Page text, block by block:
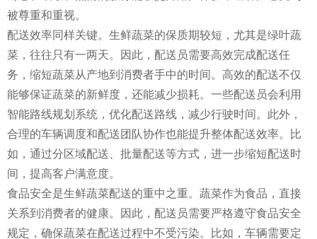
被尊重和重视。
配送效率同样关键。生鲜蔬菜的保质期较短，尤其是绿叶蔬
菜，往往只有一两天。因此，配送员需要高效完成配送任
务，缩短蔬菜从产地到消费者手中的时间。高效的配送不仅
能够保证蔬菜的新鲜度，还能减少损耗。一些配送员会利用
智能路线规划系统，优化配送路线，减少行驶时间。此外，
合理的车辆调度和配送团队协作也能提升整体配送效率。比
如，通过分区域配送、批量配送等方式，进一步缩短配送时
间，提高客户满意度。
食品安全是生鲜蔬菜配送的重中之重。蔬菜作为食品，直接
关系到消费者的健康。因此，配送员需要严格遵守食品安全
规定，确保蔬菜在配送过程中不受污染。比如，车辆需要定